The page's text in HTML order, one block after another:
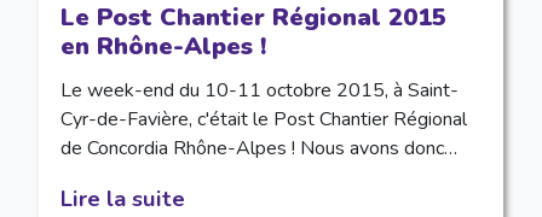
Le Post Chantier Régional 2015
en Rhône-Alpes !
Le week-end du 10-11 octobre 2015, à Saint-
Cyr-de-Favière, c'était le Post Chantier Régional
de Concordia Rhône-Alpes ! Nous avons donc…
Lire la suite